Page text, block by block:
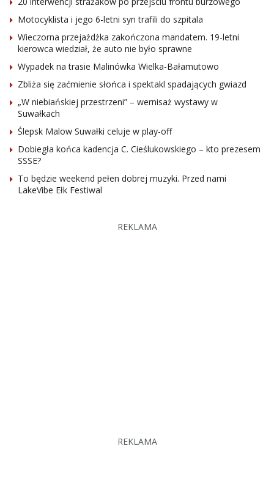
Motocyklista i jego 6-letni syn trafili do szpitala
Wieczorna przejażdżka zakończona mandatem. 19-letni
kierowca wiedział, że auto nie było sprawne
Wypadek na trasie Malinówka Wielka-Bałamutowo
Zbliża się zaćmienie słońca i spektakl spadających gwiazd
„W niebiańskiej przestrzeni” – wernisaż wystawy w
Suwałkach
Ślepsk Malow Suwałki celuje w play-off
Dobiegła końca kadencja C. Cieślukowskiego – kto prezesem
SSSE?
To będzie weekend pełen dobrej muzyki. Przed nami
LakeVibe Ełk Festiwal
REKLAMA
REKLAMA